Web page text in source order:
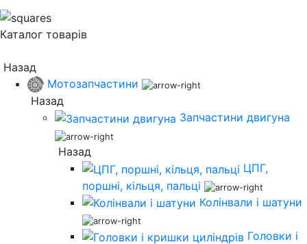
Каталог товарів
Назад
Мотозапчастини
Назад
Запчастини двигуна
Назад
ЦПГ,
поршні, кільця, пальці
Колінвали і шатуни
Головки і